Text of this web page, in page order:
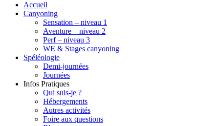
Accueil
Canyoning
Sensation – niveau 1
Aventure – niveau 2
Perf – niveau 3
WE & Stages canyoning
Spéléologie
Demi-journées
Journées
Infos Pratiques
Qui suis-je ?
Hébergements
Autres activités
Foire aux questions